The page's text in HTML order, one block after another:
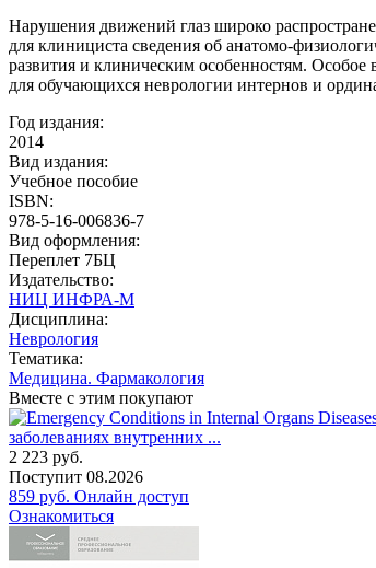
Нарушения движений глаз широко
для клинициста сведения об анатомо-
развития и клиническим особенностям.
для обучающихся неврологии интернов и
Год издания:
2014
Вид издания:
Учебное пособие
ISBN:
978-5-16-006836-7
Вид оформления:
Переплет 7БЦ
Издательство:
НИЦ ИНФРА-М
Дисциплина:
Неврология
Тематика:
Медицина. Фармакология
Вместе с этим покупают
заболеваниях внутренних ...
2 223 руб.
Поступит 08.2026
859 руб. Онлайн доступ
Ознакомиться